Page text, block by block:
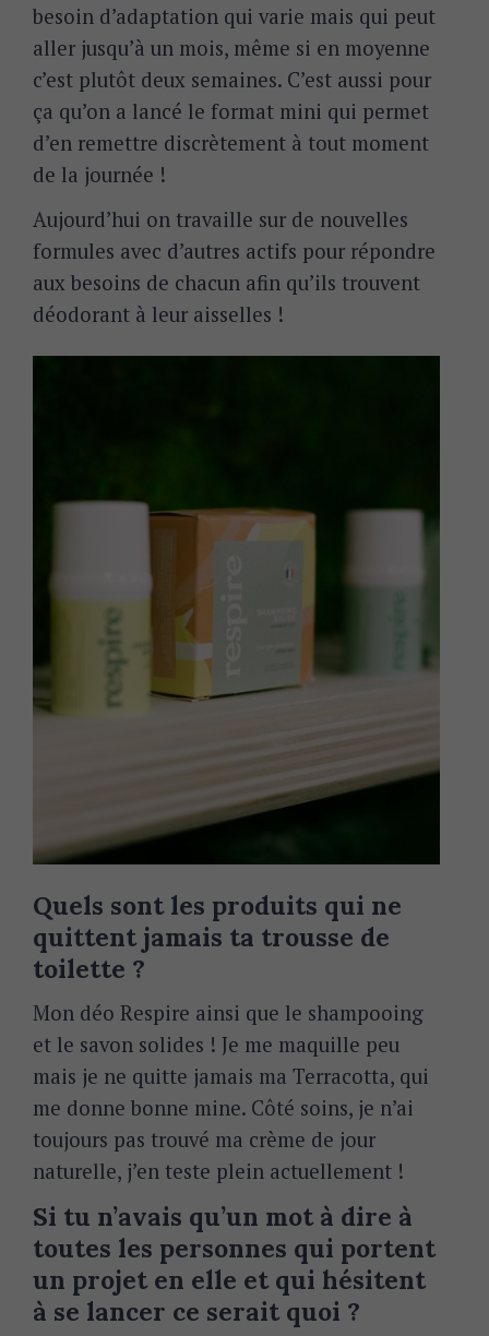
besoin d’adaptation qui varie mais qui peut
aller jusqu’à un mois, même si en moyenne
c’est plutôt deux semaines. C’est aussi pour
ça qu’on a lancé le format mini qui permet
d’en remettre discrètement à tout moment
de la journée !
Aujourd’hui on travaille sur de nouvelles
formules avec d’autres actifs pour répondre
aux besoins de chacun afin qu’ils trouvent
déodorant à leur aisselles !
Quels sont les produits qui ne
quittent jamais ta trousse de
toilette ?
Mon déo Respire ainsi que le shampooing
et le savon solides ! Je me maquille peu
mais je ne quitte jamais ma Terracotta, qui
me donne bonne mine. Côté soins, je n’ai
toujours pas trouvé ma crème de jour
naturelle, j’en teste plein actuellement !
Si tu n’avais qu’un mot à dire à
toutes les personnes qui portent
un projet en elle et qui hésitent
à se lancer ce serait quoi ?